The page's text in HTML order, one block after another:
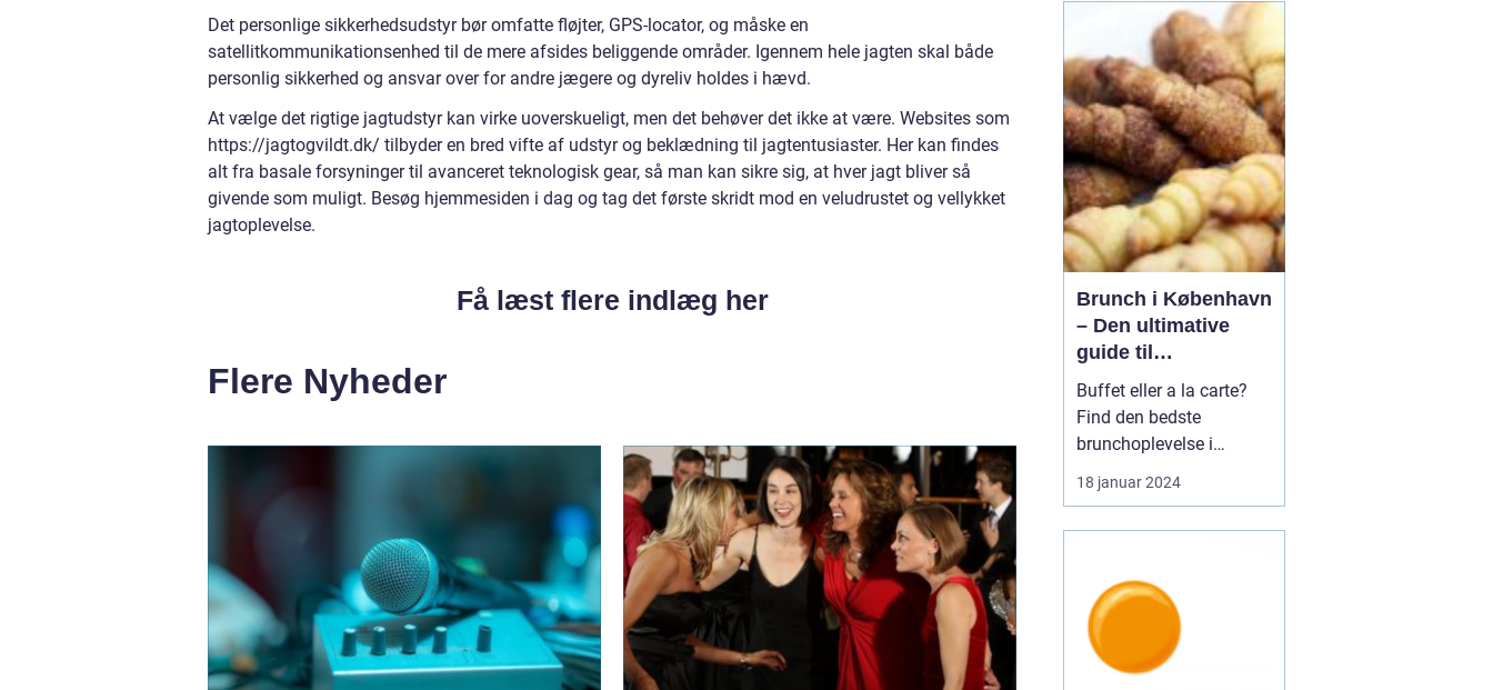
Det personlige sikkerhedsudstyr bør omfatte fløjter, GPS-locator, og måske en
satellitkommunikationsenhed til de mere afsides beliggende områder. Igennem hele jagten skal både
personlig sikkerhed og ansvar over for andre jægere og dyreliv holdes i hævd.
At vælge det rigtige jagtudstyr kan virke uoverskueligt, men det behøver det ikke at være. Websites som
https://jagtogvildt.dk/ tilbyder en bred vifte af udstyr og beklædning til jagtentusiaster. Her kan findes
alt fra basale forsyninger til avanceret teknologisk gear, så man kan sikre sig, at hver jagt bliver så
givende som muligt. Besøg hjemmesiden i dag og tag det første skridt mod en veludrustet og vellykket
jagtoplevelse.
Få læst flere indlæg her
Flere Nyheder
vi udforske Århus'
bedste brunchsteder og
give dig en dybdegående
indsigt i, hvad der gør
dem til favoritter blandt
både lokale...
Brunch i København
– Den ultimative
guide til
eventyrrejsende og
backpackere
Buffet eller a la carte?
Find den bedste
brunchoplevelse i
København Introduktion
til brunch i København
København og tilbyder
en perfekt kombination
af morgenmad og
frokost. Det er en
18 januar 2024